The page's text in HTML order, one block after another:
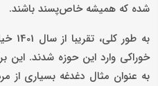
شده که همیشه خاص‌پسند باشند.
به
خوراکی وارد این حوزه شدند. این
به عنوان مثال دغدغه بسیاری از